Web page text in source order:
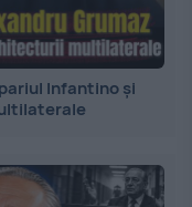
Infantino și